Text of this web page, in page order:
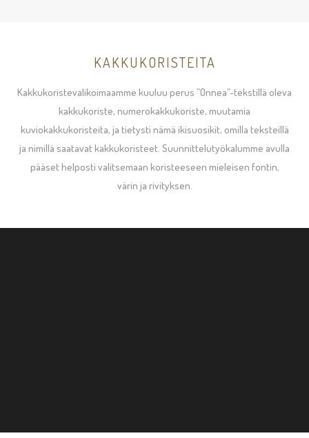
KAKKUKORISTEITA
Kakkukoristevalikoimaamme kuuluu perus ”Onnea”-tekstillä oleva
kakkukoriste, numerokakkukoriste, muutamia
kuviokakkukoristeita, ja tietysti nämä ikisuosikit, omilla teksteillä
ja nimillä saatavat kakkukoristeet. Suunnittelutyökalumme avulla
pääset helposti valitsemaan koristeeseen mieleisen fontin,
värin ja rivityksen.